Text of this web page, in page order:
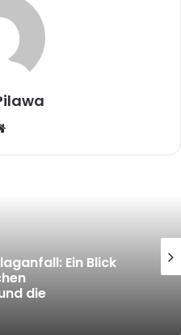
Website
Ein Blick
die